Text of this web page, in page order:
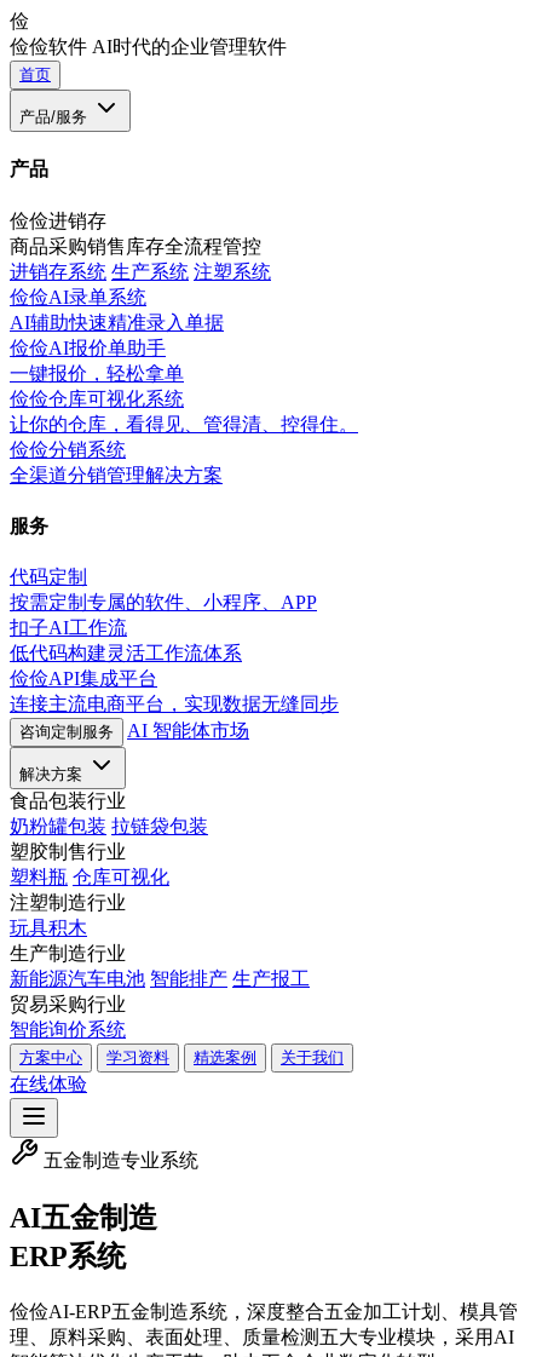
俭
俭俭软件 AI时代的企业管理软件
首页
产品/服务
产品
俭俭进销存
商品采购销售库存全流程管控
进销存系统 生产系统 注塑系统
俭俭AI录单系统
AI辅助快速精准录入单据
俭俭AI报价单助手
一键报价，轻松拿单
俭俭仓库可视化系统
让你的仓库，看得见、管得清、控得住。
俭俭分销系统
全渠道分销管理解决方案
服务
代码定制
按需定制专属的软件、小程序、APP
扣子AI工作流
低代码构建灵活工作流体系
俭俭API集成平台
连接主流电商平台，实现数据无缝同步
咨询定制服务 AI 智能体市场
解决方案
食品包装行业
奶粉罐包装 拉链袋包装
塑胶制售行业
塑料瓶 仓库可视化
注塑制造行业
玩具积木
生产制造行业
新能源汽车电池 智能排产 生产报工
贸易采购行业
智能询价系统
方案中心 学习资料 精选案例 关于我们
在线体验
五金制造专业系统
AI五金制造
ERP系统
俭俭AI-ERP五金制造系统，深度整合五金加工计划、模具管
理、原料采购、表面处理、质量检测五大专业模块，采用AI